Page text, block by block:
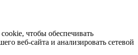
чтобы обеспечивать
веб-сайта и анализировать сетевой